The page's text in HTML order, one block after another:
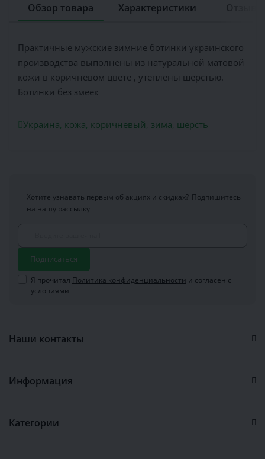
Обзор товара Характеристики
Практичные мужские зимние ботинки украинского
производства выполнены из натуральной матовой
кожи в коричневом цвете , утеплены шерстью.
Ботинки без змеек
Украина, кожа, коричневый, зима, шерсть
Хотите узнавать первым об акциях и скидках? Подпишитесь
на нашу рассылку
Подписаться
Я прочитал Политика конфиденциальности и согласен с
условиями
Наши контакты
Информация
Категории